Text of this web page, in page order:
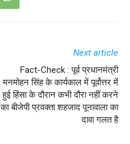
Next article
Fact-Check : पूर्व प्रधानमंत्री
मनमोहन सिंह के कार्यकाल में पूर्वोत्तर में
हुई हिंसा के दौरान कभी दौरा नहीं करने
का बीजेपी प्रवक्ता शहजाद पूनावाला का
दावा गलत है